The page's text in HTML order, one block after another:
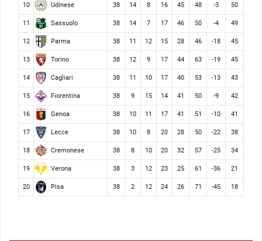
10 Udinese 38 14 8 16 45 48 -3 50
11 Sassuolo 38 14 7 17 46 50 -4 49
12 Parma 38 11 12 15 28 46 -18 45
13 Torino 38 12 9 17 44 63 -19 45
14 Cagliari 38 11 10 17 40 53 -13 43
15 Fiorentina 38 9 15 14 41 50 -9 42
16 Genoa 38 10 11 17 41 51 -10 41
17 Lecce 38 10 8 20 28 50 -22 38
18 Cremonese 38 8 10 20 32 57 -25 34
19 Verona 38 3 12 23 25 61 -36 21
20 Pisa 38 2 12 24 26 71 -45 18